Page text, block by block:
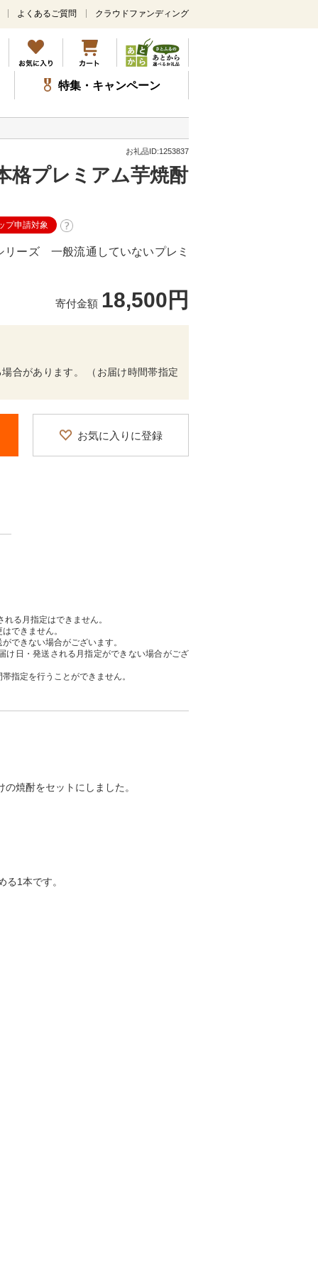
メ
ン
コ
ン
テ
ツ
ッ
よくあるご質問 クラウドファンディング
特集・キャンペーン
お礼品ID:1253837
格プレミアム芋焼酎
プ申請対象
ーズ 一般流通していないプレミ
寄付金額 18,500円
合があります。 （お届け時間帯指定
お気に入りに登録
る月指定はできません。
できません。
できない場合がございます。
日・発送される月指定ができない場合がござ
指定を行うことができません。
焼酎をセットにしました。
1本です。